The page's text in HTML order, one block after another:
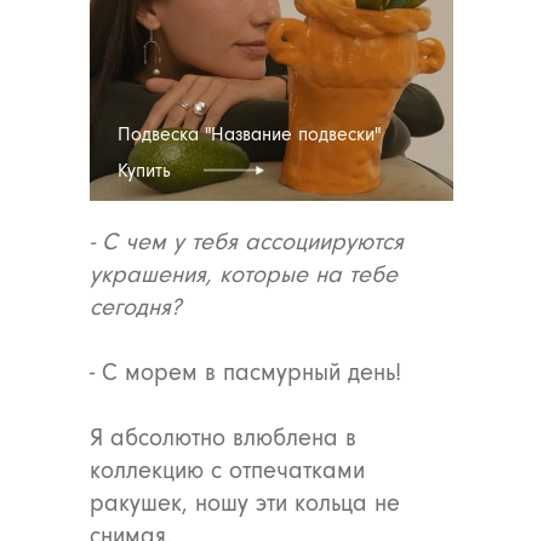
когда оба почувствовали себя
очень свободными,
завершившими все прежние
отношения.
Я верю в то, что такие встречи
случаются тогда, когда должны.
- С чем у тебя ассоциируются
украшения, которые на тебе
сегодня?
- С морем в пасмурный день!
Я абсолютно влюблена в
коллекцию с отпечатками
ракушек, ношу эти кольца не
снимая.
Подвеска "Название подвески"
Купить